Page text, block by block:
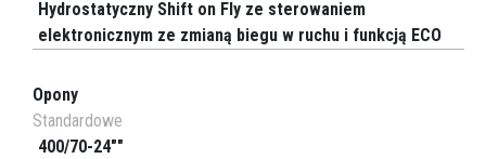
Hydrostatyczny Shift on Fly ze sterowaniem
elektronicznym ze zmianą biegu w ruchu i funkcją ECO
Opony
Standardowe
400/70-24""